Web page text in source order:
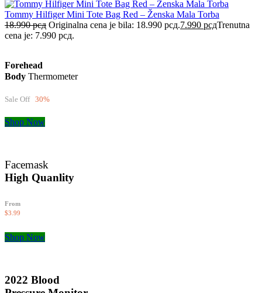
Tommy Hilfiger Mini Tote Bag Red – Ženska Mala Torba
18.990рсд Originalna cena je bila: 18.990 рсд.7.990 рсдTrenutna
cena je: 7.990 рсд.
Forehead
Body Thermometer
Sale Off 30%
Shop Now
Facemask
High Quanlity
From
$3.99
Shop Now
2022 Blood